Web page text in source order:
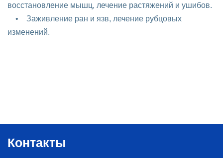
восстановление мышц, лечение растяжений и ушибов.
• Заживление ран и язв, лечение рубцовых
изменений.
Контакты